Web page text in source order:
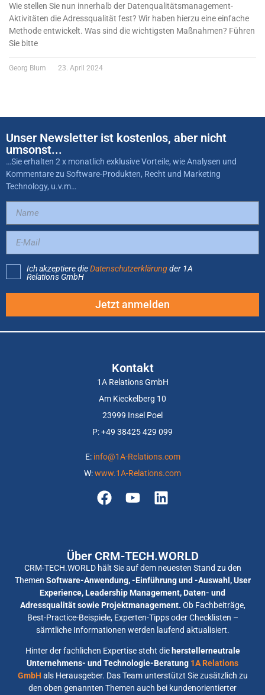
Wie stellen Sie nun innerhalb der Datenqualitätsmanagement-
Aktivitäten die Adressqualität fest? Wir haben hierzu eine einfache
Methode entwickelt. Was sind die wichtigsten Maßnahmen? Führen
Sie bitte
Georg Blum 23. April 2024
Unser Newsletter ist kostenlos, aber nicht
umsonst...
…Sie erhalten 2 x monatlich exklusive Vorteile, wie Analysen und
Kommentare zu Software-Produkten, Recht und Marketing
Technology, u.v.m…
Ich akzeptiere dieDatenschutzerklärungder 1A
Relations GmbH
Jetzt anmelden
Kontakt
1A Relations GmbH
Am Kieckelberg 10
23999 Insel Poel
P: +49 38425 429 099
E: info@1A-Relations.com
W:www.1A-Relations.com
Über CRM-TECH.WORLD
CRM-TECH.WORLD hält Sie auf dem neuesten Stand zu den
Themen Software-Anwendung, -Einführung und -Auswahl, User
Experience, Leadership Management, Daten- und
Adressqualität sowie Projektmanagement. Ob Fachbeiträge,
Best-Practice-Beispiele, Experten-Tipps oder Checklisten –
sämtliche Informationen werden laufend aktualisiert.
Hinter der fachlichen Expertise steht die herstellerneutrale
Unternehmens- und Technologie-Beratung 1A Relations
GmbH als Herausgeber. Das Team unterstützt Sie zusätzlich zu
den oben genannten Themen auch bei kundenorientierter